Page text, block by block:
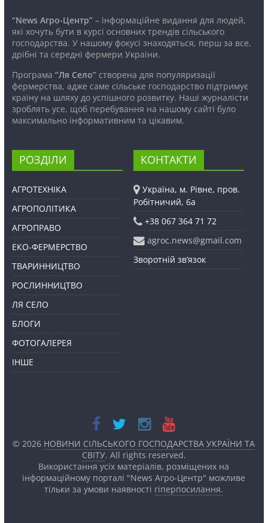
“News Агро-Центр”– інформаційне видання для людей,
які хочуть бути в курсі основних трендів сільського
господарства. У нашому фокусі знаходяться, перш за все,
дрібні та середні фермери України.
Програма “Ля Село”створена для популяризації
фермерства, адже саме сільське господарство підтримує
країну на шляху до успішного розвитку. Наші журналісти
зроблять усе, щоб перебування на нашому сайті було
максимально інформативним та цікавим.
РОЗДІЛИ
АГРОТЕХНІКА
АГРОПОЛІТИКА
АГРОПРАВО
ЕКО-ФЕРМЕРСТВО
ТВАРИННИЦТВО
РОСЛИННИЦТВО
ЛЯ СЕЛО
БЛОГИ
ФОТОГАЛЕРЕЯ
ІНШЕ
КОНТАКТИ
Україна, м. Рівне, пров.
Робітничий, 6а
+38 067 364 71 72
agroc.news@gmail.com
Зворотній зв’язок
© 2026 НОВИНИ СІЛЬСЬКОГО ГОСПОДАРСТВА УКРАЇНИ ТА
СВІТУ. All rights reserved.
Використання усіх матеріалів, розміщених на
інформаційному порталі "News Агро-Центр" можливе
тільки за умови наявності гіперпосилання.